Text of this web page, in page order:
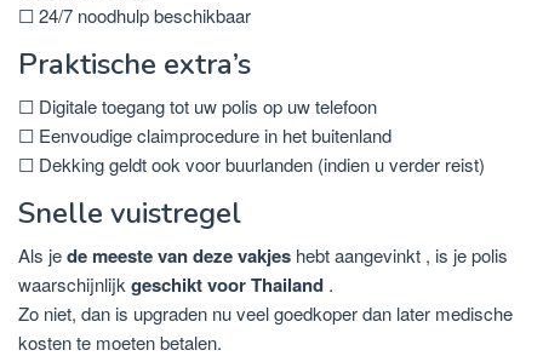
☐ 24/7 noodhulp beschikbaar
Praktische extra’s
☐ Digitale toegang tot uw polis op uw telefoon
☐ Eenvoudige claimprocedure in het buitenland
☐ Dekking geldt ook voor buurlanden (indien u verder reist)
Snelle vuistregel
Als jede meeste van deze vakjes hebt aangevinkt , is je polis
waarschijnlijk geschikt voor Thailand .
Zo niet, dan is upgraden nu veel goedkoper dan later medische
kosten te moeten betalen.